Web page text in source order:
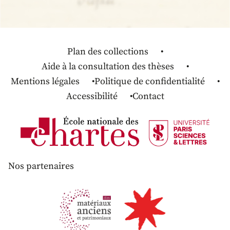
Plan des collections
Aide à la consultation des thèses
Mentions légales
Politique de confidentialité
Accessibilité
Contact
Nos partenaires